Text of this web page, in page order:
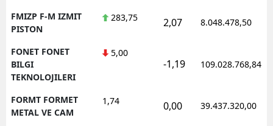
FMIZP F-M IZMIT
PISTON
283,75 2,07 8.048.478,50
FONET FONET
BILGI
TEKNOLOJILERI
5,00
-1,19 109.028.768,84
FORMT FORMET
METAL VE CAM
1,74 0,00 39.437.320,00